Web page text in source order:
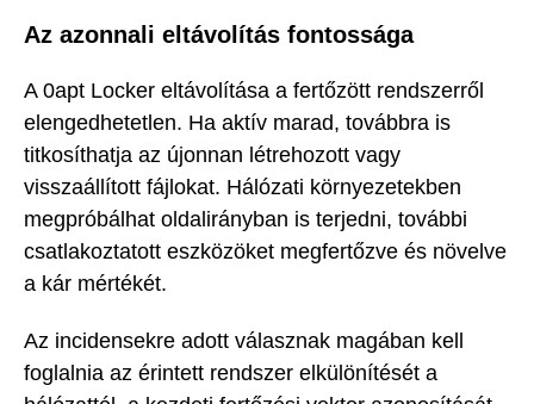
Az azonnali eltávolítás fontossága
A 0apt Locker eltávolítása a fertőzött rendszerről
elengedhetetlen. Ha aktív marad, továbbra is
titkosíthatja az újonnan létrehozott vagy
visszaállított fájlokat. Hálózati környezetekben
megpróbálhat oldalirányban is terjedni, további
csatlakoztatott eszközöket megfertőzve és növelve
a kár mértékét.
Az incidensekre adott válasznak magában kell
foglalnia az érintett rendszer elkülönítését a